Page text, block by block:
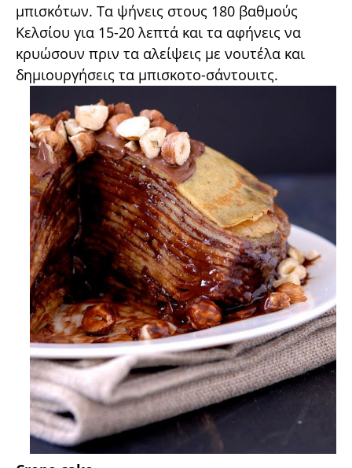
μπισκότων. Τα ψήνεις στους 180 βαθμούς
Κελσίου για 15-20 λεπτά και τα αφήνεις να
κρυώσουν πριν τα αλείψεις με νουτέλα και
δημιουργήσεις τα μπισκοτο-σάντουιτς.